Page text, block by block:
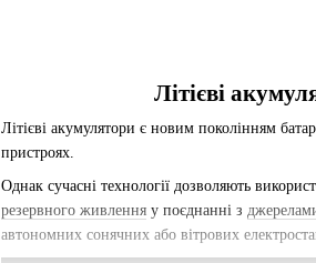
Літієві
Літієві акумулятори є новим поколінням
пристроях.
Однак сучасні технології дозволяють
резервного живлення у поєднанні з
автономних сонячних або вітрових